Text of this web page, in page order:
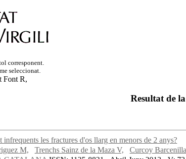
corresponent.
seleccionat.
Font R,
Resultat de
infrequents les fractures d'os llarg en menors de 2 anys?
M, Trenchs Sainz de la Maza V, Curcoy